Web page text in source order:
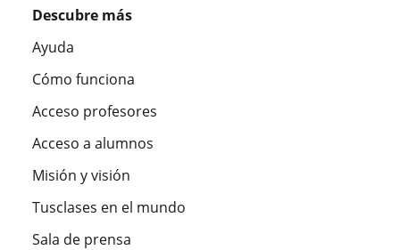
Descubre más
Ayuda
Cómo funciona
Acceso profesores
Acceso a alumnos
Misión y visión
Tusclases en el mundo
Sala de prensa